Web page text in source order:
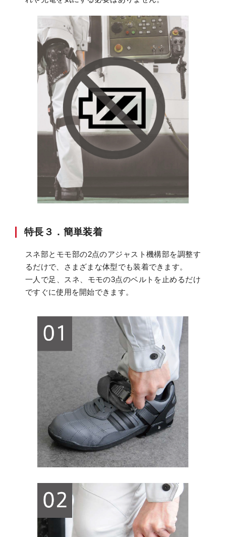
特長３．簡単装着
スネ部とモモ部の2点のアジャスト機構部を調整す
るだけで、さまざまな体型でも装着できます。
一人で足、スネ、モモの3点のベルトを止めるだけ
ですぐに使用を開始できます。